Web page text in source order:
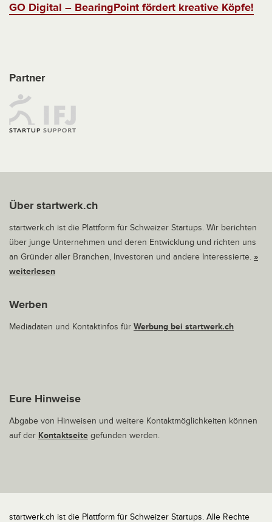
GO Digital – BearingPoint fördert kreative Köpfe!
Partner
Über startwerk.ch
startwerk.ch ist die Plattform für Schweizer Startups. Wir berichten
über junge Unternehmen und deren Entwicklung und richten uns
an Gründer aller Branchen, Investoren und andere Interessierte. »
weiterlesen
Werben
Mediadaten und Kontaktinfos für Werbung bei startwerk.ch
Eure Hinweise
Abgabe von Hinweisen und weitere Kontaktmöglichkeiten können
auf der Kontaktseite gefunden werden.
startwerk.ch ist die Plattform für Schweizer Startups. Alle Rechte